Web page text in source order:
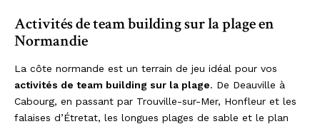
Activités de team building sur la plage en
Normandie
La côte normande est un terrain de jeu idéal pour vos
activités de team building sur la plage. De Deauville à
Cabourg, en passant par Trouville-sur-Mer, Honfleur et les
falaises d’Étretat, les longues plages de sable et le plan